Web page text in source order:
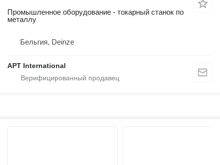
Промышленное оборудование - токарный станок по
металлу
Бельгия, Deinze
APT International